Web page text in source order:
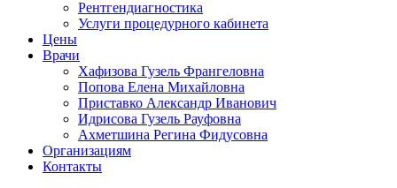
Рентгендиагностика
Услуги процедурного кабинета
Цены
Врачи
Хафизова Гузель Франгеловна
Попова Елена Михайловна
Приставко Александр Иванович
Идрисова Гузель Рауфовна
Ахметшина Регина Фидусовна
Организациям
Контакты